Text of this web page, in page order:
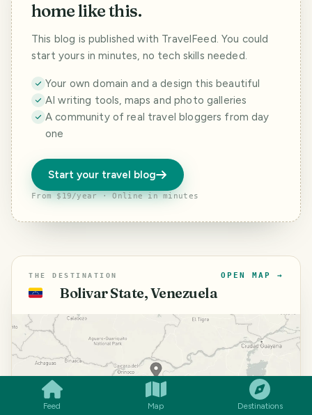
Feed Map Destinations
home like this.
This blog is published with TravelFeed. You could
start yours in minutes, no tech skills needed.
Your own domain and a design this beautiful
AI writing tools, maps and photo galleries
A community of real travel bloggers from day
one
Start your travel blog
From $19/year · Online in minutes
THE DESTINATION
🇻🇪 Bolivar State, Venezuela
OPEN MAP →
SMILES COMMENT SHARE